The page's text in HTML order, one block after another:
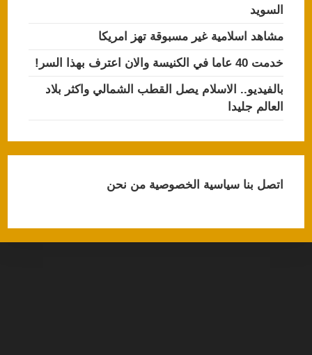
السويد
مشاهد اسلامية غير مسبوقة تهز امريكا
خدمت 40 عاما في الكنيسة والان اعترف بهذا السر!
بالفيديو.. الاسلام يصل القطب الشمالي واكثر بلاد
العالم جليدا
اتصل بناسياسية الخصوصيةمن نحن